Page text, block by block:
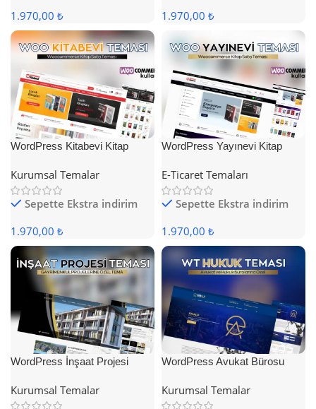
1.970,00 ₺
1.970,00 ₺
WordPress Kitabevi Kitap
Kurumsal Temalar
Sepette Ekstra indirim
1.970,00 ₺
WordPress Yayınevi Kitap
E-Ticaret Temaları
Sepette Ekstra indirim
1.970,00 ₺
WordPress İnşaat Projesi
Kurumsal Temalar
WordPress Avukat Bürosu
Kurumsal Temalar